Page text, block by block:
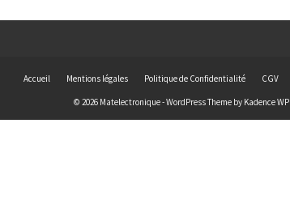
Accueil Mentions légales Politique de Confidentialité CGV
© 2026 Matelectronique - WordPress Theme by Kadence WP